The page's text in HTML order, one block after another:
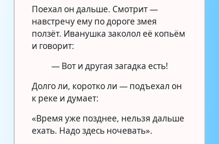
Поехал он дальше. Смотрит —
навстречу ему по дороге змея
ползёт. Иванушка заколол её копьём
и говорит:
— Вот и другая загадка есть!
Долго ли, коротко ли — подъехал он
к реке и думает:
«Время уже позднее, нельзя дальше
ехать. Надо здесь ночевать».